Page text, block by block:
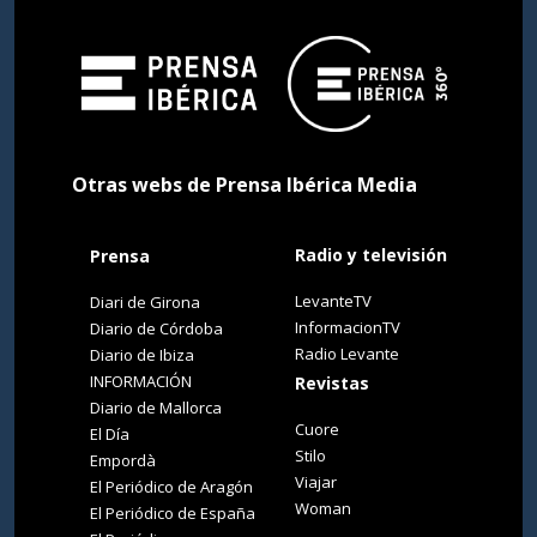
Otras webs de Prensa Ibérica Media
Prensa
Diari de Girona
Diario de Córdoba
Diario de Ibiza
INFORMACIÓN
Diario de Mallorca
El Día
Empordà
El Periódico de Aragón
El Periódico de España
Radio y televisión
LevanteTV
InformacionTV
Radio Levante
Revistas
Cuore
Stilo
Viajar
Woman